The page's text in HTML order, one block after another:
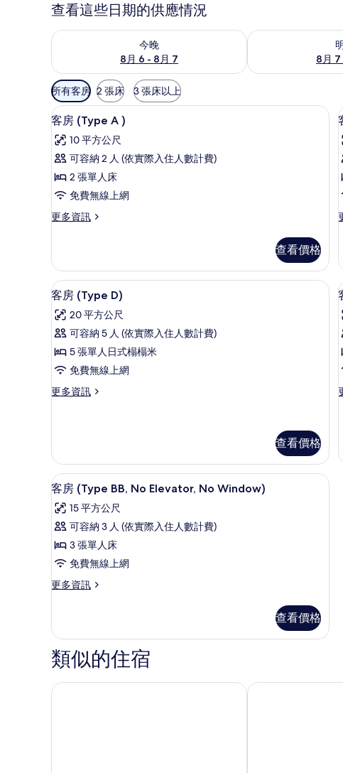
查看這些日期的供應情況
今晚
8月 6 - 8月 7
查看今晚 (8月 6 - 8月 7) 的供應情況
8月
查看明天 (8月 7 - 8
可
用
的
客
房
篩
選
條
件
所有客房 2 張床 3 張床以上
顯
示
客
房
(Type
A
)
有
相
片
客房 (Type A ) | 1 間臥室、客房內保
4
客房 (Type A )
10 平方公尺
可容納 2 人 (依實際入住人數計費)
2 張單人床
免費無線上網
更多資訊
更
(Type
A
)
詳
情
查看價格
房
顯
示
客
房
(Type
D)
的
片
1 間臥室、客房內保險箱、免費搖籃/
6
客房 (Type D)
20 平方公尺
可容納 5 人 (依實際入住人數計費)
5 張單人日式榻榻米
免費無線上網
更多資訊
更
D)
的
詳
情
查看價格
房
E,
顯
示
客
房
(Type
BB,
No
Window)
的
所
有
客房 (Type BB, No Elevator, No
3
客房 (Type BB, No Elevator, No Window)
15 平方公尺
可容納 3 人 (依實際入住人數計費)
3 張單人床
免費無線上網
更多資訊
更
(Type
BB,
No
Elevator,
No
查看價格
類似的住宿
オーバーグルグル 可亞克諾克旅館